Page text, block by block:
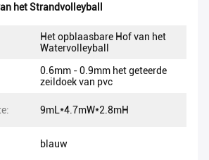
het Strandvolleyball
Het opblaasbare Hof van het
Watervolleyball
0.6mm - 0.9mm het geteerde
zeildoek van pvc
9mL*4.7mW*2.8mH
blauw